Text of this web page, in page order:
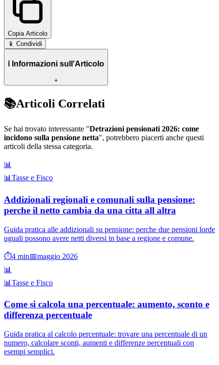
Copia Articolo
📱 Condividi
ℹ️ Informazioni sull'Articolo
+
📚Articoli Correlati
Se hai trovato interessante "Detrazioni pensionati 2026: come
incidono sulla pensione netta", potrebbero piacerti anche questi
articoli della stessa categoria.
📊
📊 Tasse e Fisco
Addizionali regionali e comunali sulla pensione:
perche il netto cambia da una citta all altra
Guida pratica alle addizionali su pensione: perche due pensioni lorde
uguali possono avere netti diversi in base a regione e comune.
⏱️4 min📅maggio 2026
📊
📊 Tasse e Fisco
Come si calcola una percentuale: aumento, sconto e
differenza percentuale
Guida pratica al calcolo percentuale: trovare una percentuale di un
numero, calcolare sconti, aumenti e differenze percentuali con
esempi semplici.